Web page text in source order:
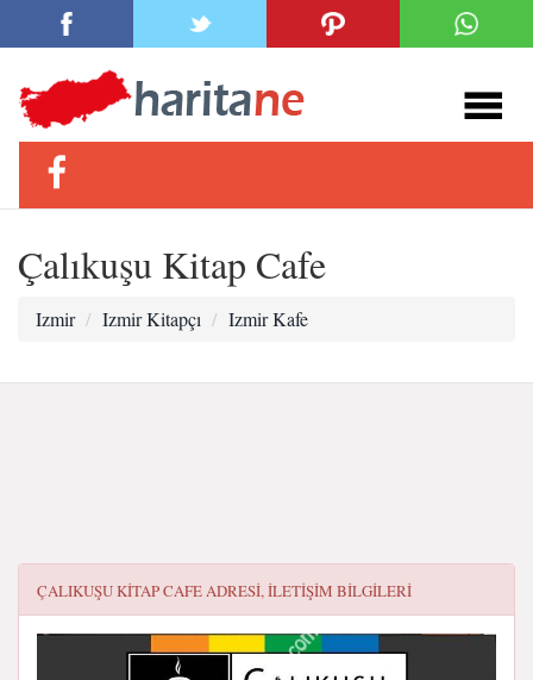
Çalıkuşu Kitap Cafe
Izmir Izmir Kitapçı Izmir Kafe
ÇALIKUŞU KITAP CAFEADRESI, ILETIŞIM BILGILERI